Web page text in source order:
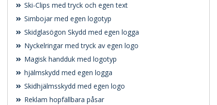
Ski-Clips med tryck och egen text
Simbojar med egen logotyp
Skidglasögon Skydd med egen logga
Nyckelringar med tryck av egen logo
Magisk handduk med logotyp
hjälmskydd med egen logga
Skidhjälmsskydd med egen logo
Reklam hopfällbara påsar